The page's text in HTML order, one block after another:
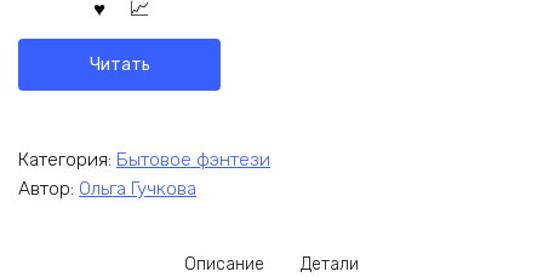
Читать
Категория: Бытовое фэнтези
Автор: Ольга Гучкова
Описание Детали